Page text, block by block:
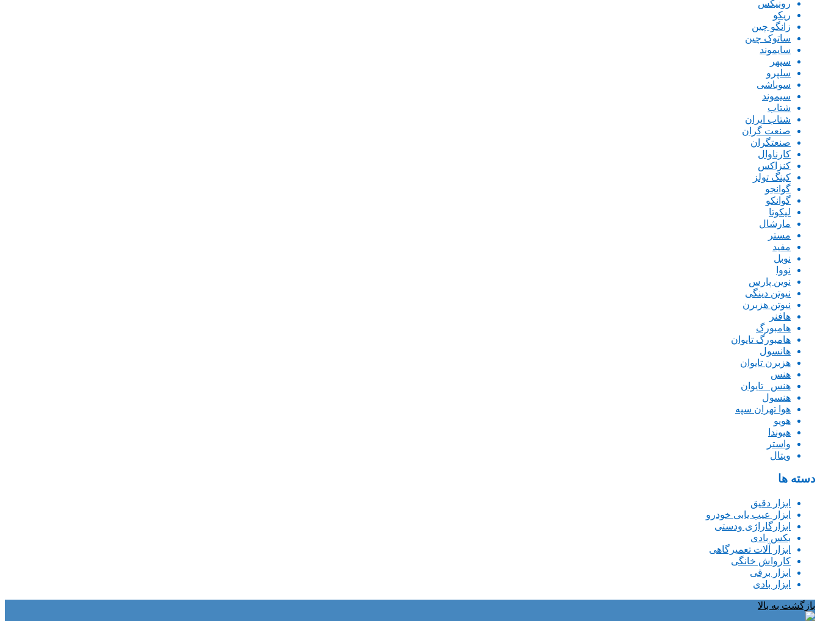
رونیکس
ریکو
زانگو چین
ساتوک چین
سایموند
سپهر
سلپرو
سوباشی
سیموند
شتاب
شتاب ایران
صنعت گران
صنعتگران
کارناوال
کنزاکس
کینگ تولز
گوانجو
گوانکو
لیکوتا
مارشال
مستر
مفید
نوبل
نووا
نوین پارس
نیوتن دینگی
نیوتن هزبرن
هافنر
هامبورگ
هامبورگ تایوان
هانسول
هزبرن تایوان
هنس
هنس _تایوان
هنسول
هوا تهران سپه
هویو
هیوندا
واستر
ویتال
دسته ها
ابزار دقیق
ابزار عیب یابی خودرو
ابزارگاراژی ودستی
بکس بادی
ابزار آلات تعمیرگاهی
کارواش خانگی
ابزار برقی
ابزار بادی
بازگشت به بالا